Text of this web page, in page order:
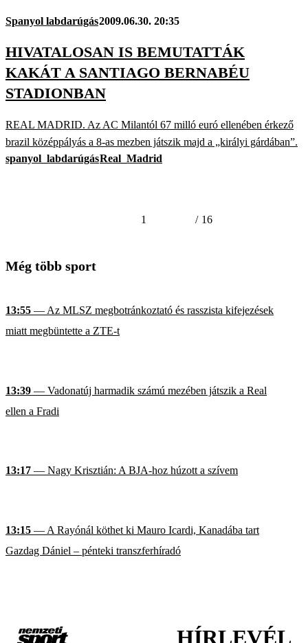
Spanyol labdarúgás2009.06.30. 20:35
HIVATALOSAN IS BEMUTATTÁK
KAKÁT A SANTIAGO BERNABÉU
STADIONBAN
REAL MADRID. Az AC Milantól 67 milló euró ellenében érkező
brazil középpályás a 8-as mezben játszik majd a „királyi gárdában”.
spanyol_labdarúgásReal_Madrid
1 / 16
Még több sport
13:55 — Az MLSZ megbotránkoztató és rasszista kifejezések
miatt megbüntette a ZTE-t
13:39 — Vadonatúj harmadik számú mezében játszik a Real
ellen a Fradi
13:17 — Nagy Krisztián: A BJA-hoz húzott a szívem
13:15 — A Rayónál köthet ki Mauro Icardi, Kanadába tart
Gazdag Dániel – pénteki transzferhíradó
HÍRLEVÉL